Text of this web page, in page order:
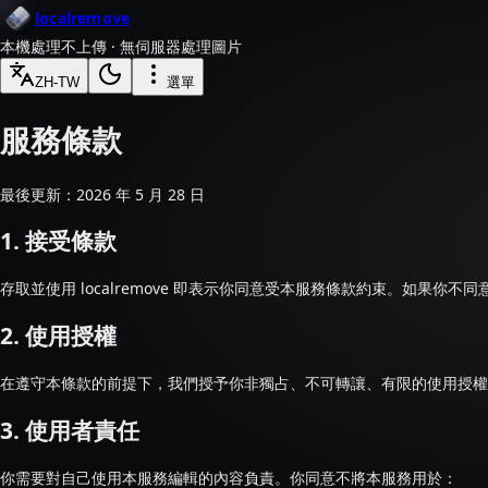
localremove
本機處理不上傳 · 無伺服器處理圖片
ZH-TW 選單
服務條款
最後更新：2026 年 5 月 28 日
1. 接受條款
存取並使用 localremove 即表示你同意受本服務條款約束。如果你不同
2. 使用授權
在遵守本條款的前提下，我們授予你非獨占、不可轉讓、有限的使用授
3. 使用者責任
你需要對自己使用本服務編輯的內容負責。你同意不將本服務用於：